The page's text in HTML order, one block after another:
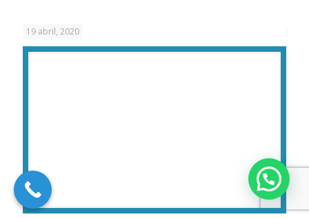
19 abril, 2020